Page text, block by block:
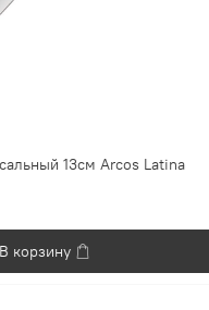
13cм Arcos Latina
В корзину